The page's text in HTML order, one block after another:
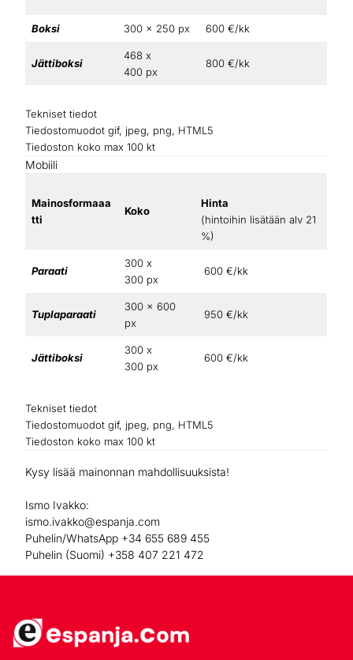
Boksi 300 x 250 px 600 €/kk
Jättiboksi
468 x
400 px
800 €/kk
Tekniset tiedot
Tiedostomuodot gif, jpeg, png, HTML5
Tiedoston koko max 100 kt
Mobiili
Mainosformaaa
tti
Koko
Hinta
(hintoihin lisätään alv 21
%)
Paraati
300 x
300 px
600 €/kk
Tuplaparaati
300 x 600
px
950 €/kk
Jättiboksi
300 x
300 px
600 €/kk
Tekniset tiedot
Tiedostomuodot gif, jpeg, png, HTML5
Tiedoston koko max 100 kt
Kysy lisää mainonnan mahdollisuuksista!
Ismo Ivakko:
ismo.ivakko@espanja.com
Puhelin/WhatsApp +34 655 689 455
Puhelin (Suomi) +358 407 221 472